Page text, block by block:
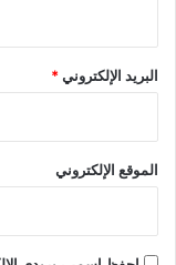
البريد الإلكتروني*
الموقع الإلكتروني